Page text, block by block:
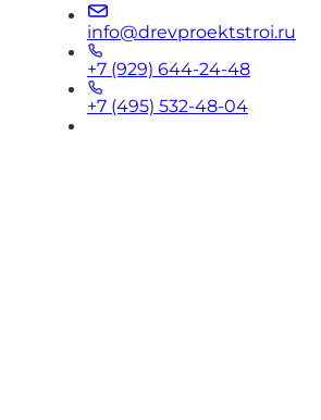
info@drevproektstroi.ru
+7 (929) 644-24-48
+7 (495) 532-48-04